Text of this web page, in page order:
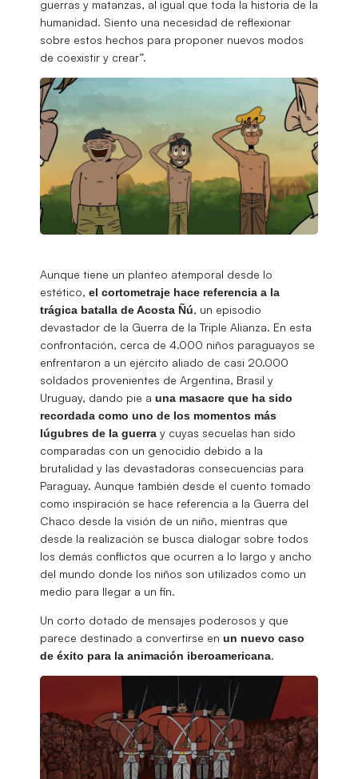
guerras y matanzas, al igual que toda la historia de la
humanidad. Siento una necesidad de reflexionar
sobre estos hechos para proponer nuevos modos
de coexistir y crear”.
Aunque tiene un planteo atemporal desde lo
estético, el cortometraje hace referencia a la
trágica batalla de Acosta Ñú, un episodio
devastador de la Guerra de la Triple Alianza. En esta
confrontación, cerca de 4.000 niños paraguayos se
enfrentaron a un ejército aliado de casi 20.000
soldados provenientes de Argentina, Brasil y
Uruguay, dando pie a una masacre que ha sido
recordada como uno de los momentos más
lúgubres de la guerra y cuyas secuelas han sido
comparadas con un genocidio debido a la
brutalidad y las devastadoras consecuencias para
Paraguay. Aunque también desde el cuento tomado
como inspiración se hace referencia a la Guerra del
Chaco desde la visión de un niño, mientras que
desde la realización se busca dialogar sobre todos
los demás conflictos que ocurren a lo largo y ancho
del mundo donde los niños son utilizados como un
medio para llegar a un fin.
Un corto dotado de mensajes poderosos y que
parece destinado a convertirse en un nuevo caso
de éxito para la animación iberoamericana.